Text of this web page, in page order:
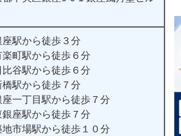
駅から徒歩３分
町駅から徒歩６分
谷駅から徒歩６分
駅から徒歩７分
一丁目駅から徒歩７分
座駅から徒歩７分
市場駅から徒歩１０分